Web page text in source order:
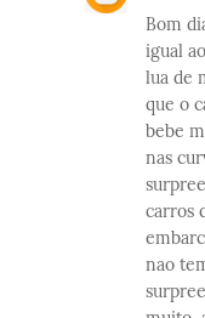
Bom
igual
lua de
que o
bebe
nas
carros
nao